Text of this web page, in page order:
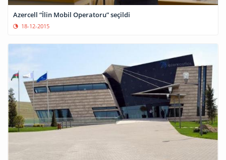
Azercell “İlin Mobil Operatoru” seçildi
18-12-2015